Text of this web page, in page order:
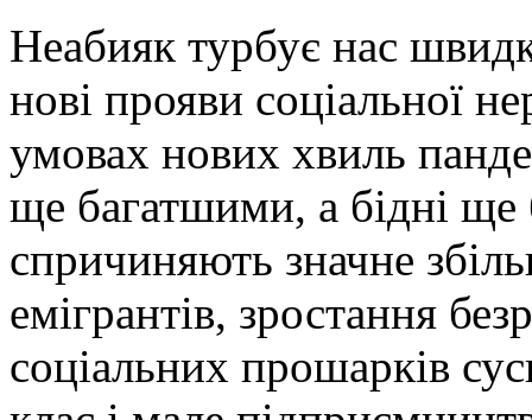
Неабияк турбує нас
нові прояви соціальної
умовах нових хвиль
ще багатшими, а бідні
спричиняють значне
емігрантів, зростання
соціальних прошарків